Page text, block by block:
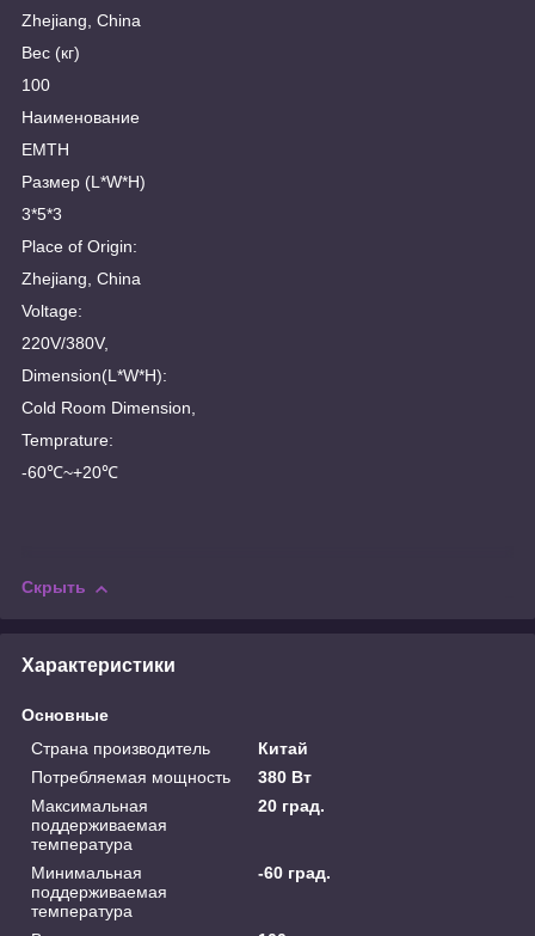
Zhejiang, China
Вес (кг)
100
Наименование
EMTH
Размер (L*W*H)
3*5*3
Place of Origin:
Zhejiang, China
Voltage:
220V/380V,
Dimension(L*W*H):
Cold Room Dimension,
Temprature:
-60℃~+20℃
Скрыть
Характеристики
Основные
Страна производитель
Китай
Потребляемая мощность
380 Вт
Максимальная
поддерживаемая
температура
20 град.
Минимальная
поддерживаемая
температура
-60 град.